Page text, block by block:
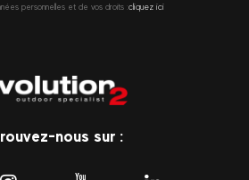
personnelles et de vos droits :cliquez ici
nous sur :